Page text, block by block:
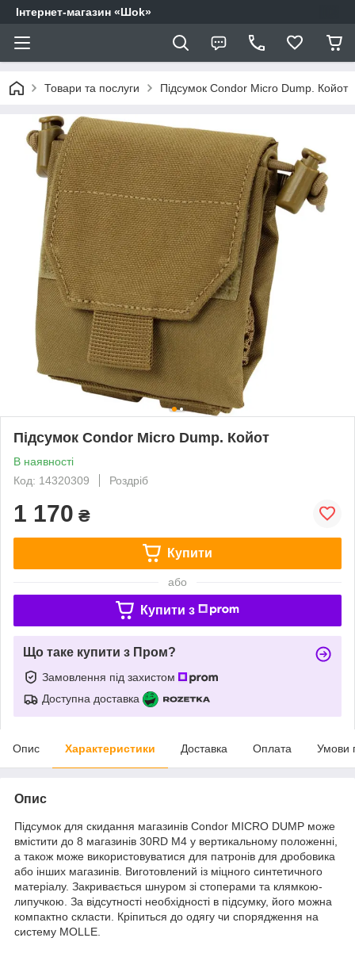
Інтернет-магазин «Шоk»
Товари та послуги Підсумок Condor Micro Dump. Койот
Підсумок Condor Micro Dump. Койот
В наявності
Код: 14320309
Роздріб
1 170 ₴
Купити
або
Купити з
Що таке купити з Пром?
Замовлення під захистом
Доступна доставка
Опис Характеристики Доставка Оплата Умови
Опис
Підсумок для скидання магазинів Condor MICRO DUMP може
вмістити до 8 магазинів 30RD M4 у вертикальному положенні,
а також може використовуватися для патронів для дробовика
або інших магазинів. Виготовлений із міцного синтетичного
матеріалу. Закривається шнуром зі стоперами та клямкою-
липучкою. За відсутності необхідності в підсумку, його можна
компактно скласти. Кріпиться до одягу чи спорядження на
систему MOLLE.